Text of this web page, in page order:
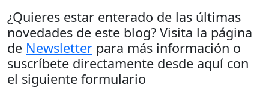
¿Quieres estar enterado de las últimas
novedades de este blog? Visita la página
de Newsletter para más información o
suscríbete directamente desde aquí con
el siguiente formulario